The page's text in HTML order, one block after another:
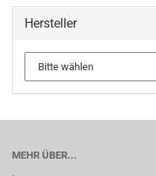
Hersteller
MEHR ÜBER...